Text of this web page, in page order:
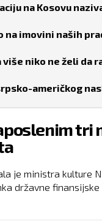
na Kosovu
na imovini naših
niko ne želi da
američkog
tri
je ministra kulture
državne finansijske